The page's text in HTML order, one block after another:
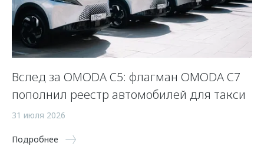
Вслед за OMODA C5: флагман OMODA C7
пополнил реестр автомобилей для такси
31 июля 2026
Подробнее